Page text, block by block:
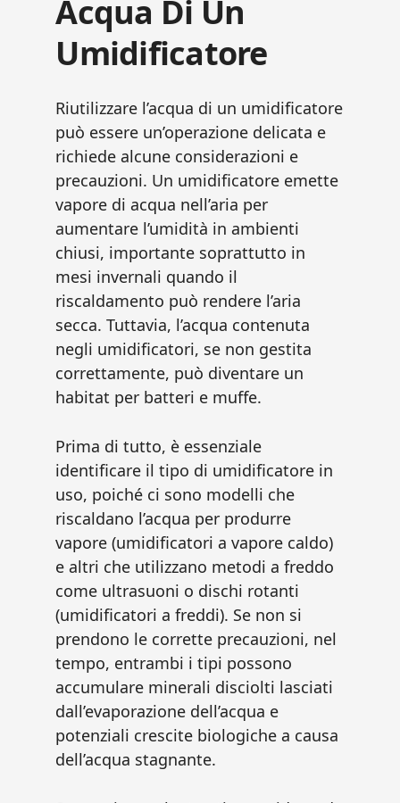
Acqua Di Un
Umidificatore
Riutilizzare l’acqua di un umidificatore
può essere un’operazione delicata e
richiede alcune considerazioni e
precauzioni. Un umidificatore emette
vapore di acqua nell’aria per
aumentare l’umidità in ambienti
chiusi, importante soprattutto in
mesi invernali quando il
riscaldamento può rendere l’aria
secca. Tuttavia, l’acqua contenuta
negli umidificatori, se non gestita
correttamente, può diventare un
habitat per batteri e muffe.
Prima di tutto, è essenziale
identificare il tipo di umidificatore in
uso, poiché ci sono modelli che
riscaldano l’acqua per produrre
vapore (umidificatori a vapore caldo)
e altri che utilizzano metodi a freddo
come ultrasuoni o dischi rotanti
(umidificatori a freddi). Se non si
prendono le corrette precauzioni, nel
tempo, entrambi i tipi possono
accumulare minerali disciolti lasciati
dall’evaporazione dell’acqua e
potenziali crescite biologiche a causa
dell’acqua stagnante.